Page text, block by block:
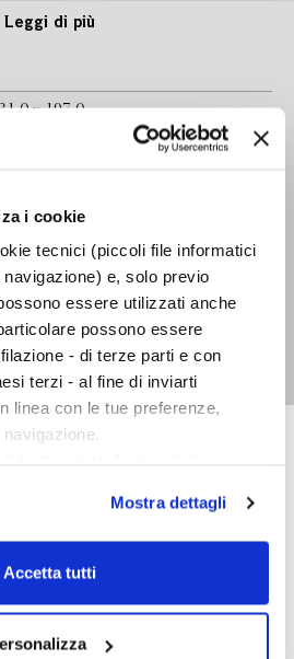
i cookie
tecnici (piccoli file informatici
e, solo previo
essere utilizzati anche
possono essere
- di terze parti e con
terzi - al fine di inviarti
linea con le tue preferenze,
ti invitiamo a prendere visione
.
la “X” prosegui la
“Accetta tutti” presti
che potrai revocare in
Mostra dettagli
Accetta tutti
agire per sostituire ai pensieri
devi riaffermare con forza la tua
le paure con l’aiuto della
utile ricondurre le grandi
stress ma possiamo attenuarne
trasformare i problemi in azioni
Leggi di più
x 197.0
2019
Chiapello
conferenziere e
gestione delle relazioni
in Missouri da una famiglia